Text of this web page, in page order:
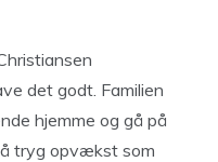
det godt. Familien
hjemme og gå på
tryg opvækst som